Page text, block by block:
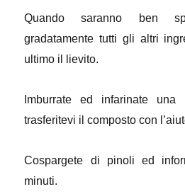
Quando saranno ben
gradatamente tutti gli altri
ultimo il lievito.
Imburrate ed infarinate
trasferitevi il composto con
Cospargete di pinoli ed
minuti.